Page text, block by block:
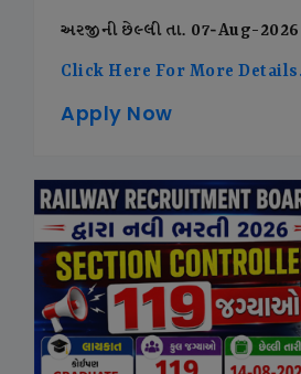
અરજીની છેલ્લી તા. 07-Aug-2026
Click Here For More
Apply Now